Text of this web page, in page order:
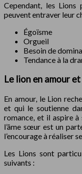
Cependant, les Lions
peuvent entraver leur
Égoïsme
Orgueil
Besoin de
Tendance à la
Le lion en amour
En amour, le Lion
et qui le soutienne
romance, et il aspire à
l’âme sœur est un
l’encourage à réaliser
Les Lions sont
suivants :